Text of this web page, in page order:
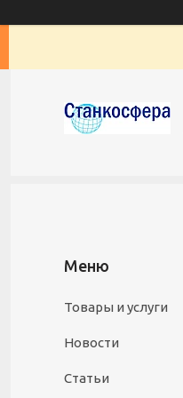
Товары и услуги
Новости
Статьи